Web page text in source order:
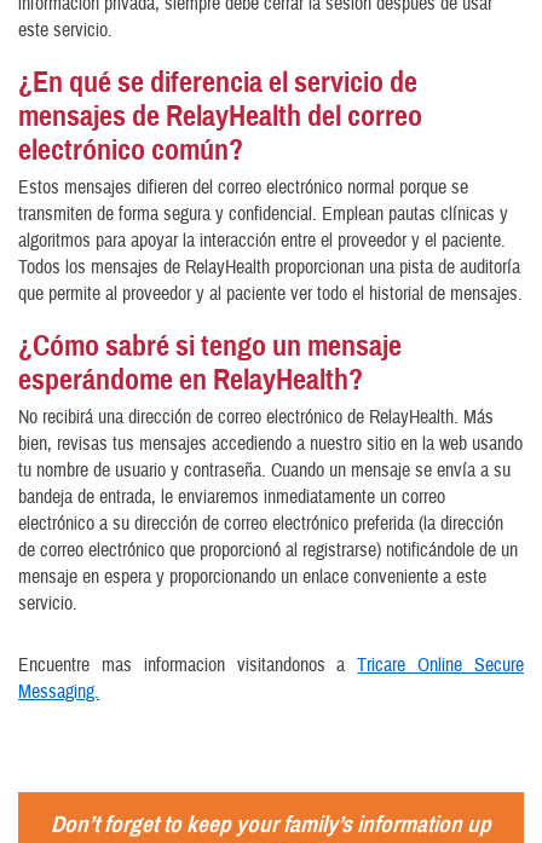
este servicio.
¿En qué se diferencia el servicio de
mensajes de RelayHealth del correo
electrónico común?
Estos mensajes difieren del correo electrónico normal porque se
transmiten de forma segura y confidencial. Emplean pautas clínicas y
algoritmos para apoyar la interacción entre el proveedor y el paciente.
Todos los mensajes de RelayHealth proporcionan una pista de auditoría
que permite al proveedor y al paciente ver todo el historial de mensajes.
¿Cómo sabré si tengo un mensaje
esperándome en RelayHealth?
No recibirá una dirección de correo electrónico de RelayHealth. Más
bien, revisas tus mensajes accediendo a nuestro sitio en la web usando
tu nombre de usuario y contraseña. Cuando un mensaje se envía a su
bandeja de entrada, le enviaremos inmediatamente un correo
electrónico a su dirección de correo electrónico preferida (la dirección
de correo electrónico que proporcionó al registrarse) notificándole de un
mensaje en espera y proporcionando un enlace conveniente a este
servicio.
Encuentre mas informacion visitandonos aTricare Online Secure
Messaging.
Don’t forget to keep your family’s information up